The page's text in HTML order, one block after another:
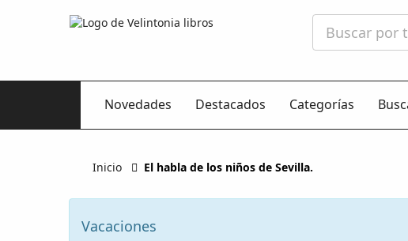
Novedades Destacados Categorías
Inicio El habla de los niños de Sevilla.
Vacaciones